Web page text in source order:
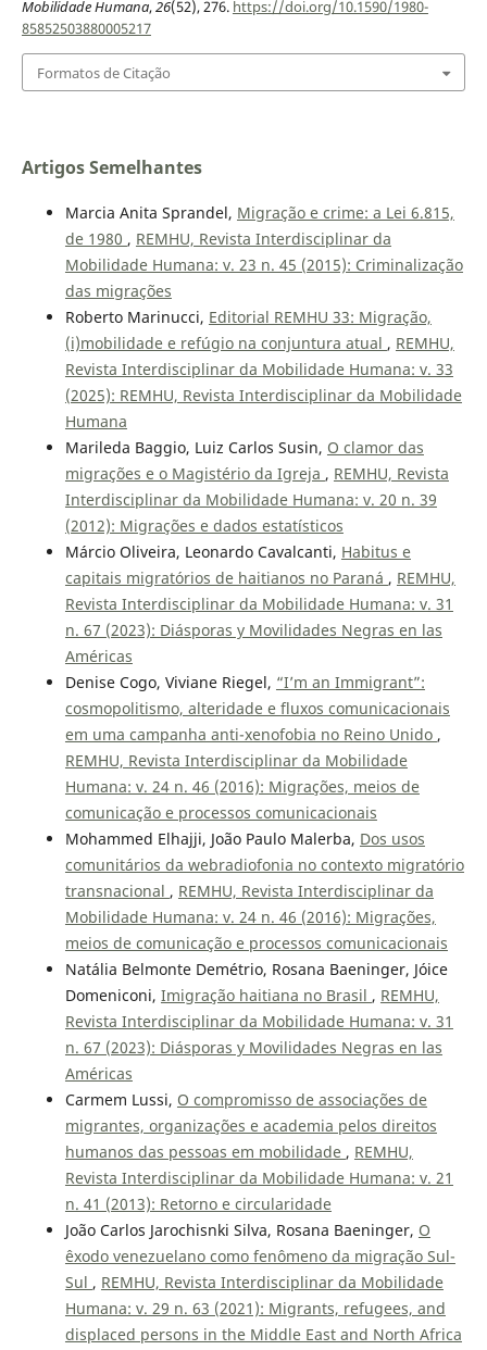
Mobilidade Humana,26(52), 276. https://doi.org/10.1590/1980-
85852503880005217
Formatos de Citação
Artigos Semelhantes
Marcia Anita Sprandel, Migração e crime: a Lei 6.815,
de 1980 , REMHU, Revista Interdisciplinar da
Mobilidade Humana: v. 23 n. 45 (2015): Criminalização
das migrações
Roberto Marinucci, Editorial REMHU 33: Migração,
(i)mobilidade e refúgio na conjuntura atual , REMHU,
Revista Interdisciplinar da Mobilidade Humana: v. 33
(2025): REMHU, Revista Interdisciplinar da Mobilidade
Humana
Marileda Baggio, Luiz Carlos Susin, O clamor das
migrações e o Magistério da Igreja , REMHU, Revista
Interdisciplinar da Mobilidade Humana: v. 20 n. 39
(2012): Migrações e dados estatísticos
Márcio Oliveira, Leonardo Cavalcanti, Habitus e
capitais migratórios de haitianos no Paraná , REMHU,
Revista Interdisciplinar da Mobilidade Humana: v. 31
n. 67 (2023): Diásporas y Movilidades Negras en las
Américas
Denise Cogo, Viviane Riegel, “I’m an Immigrant”:
cosmopolitismo, alteridade e fluxos comunicacionais
em uma campanha anti-xenofobia no Reino Unido ,
REMHU, Revista Interdisciplinar da Mobilidade
Humana: v. 24 n. 46 (2016): Migrações, meios de
comunicação e processos comunicacionais
Mohammed Elhajji, João Paulo Malerba, Dos usos
comunitários da webradiofonia no contexto migratório
transnacional , REMHU, Revista Interdisciplinar da
Mobilidade Humana: v. 24 n. 46 (2016): Migrações,
meios de comunicação e processos comunicacionais
Natália Belmonte Demétrio, Rosana Baeninger, Jóice
Domeniconi, Imigração haitiana no Brasil , REMHU,
Revista Interdisciplinar da Mobilidade Humana: v. 31
n. 67 (2023): Diásporas y Movilidades Negras en las
Américas
Carmem Lussi, O compromisso de associações de
migrantes, organizações e academia pelos direitos
humanos das pessoas em mobilidade , REMHU,
Revista Interdisciplinar da Mobilidade Humana: v. 21
n. 41 (2013): Retorno e circularidade
João Carlos Jarochisnki Silva, Rosana Baeninger, O
êxodo venezuelano como fenômeno da migração Sul-
Sul , REMHU, Revista Interdisciplinar da Mobilidade
Humana: v. 29 n. 63 (2021): Migrants, refugees, and
displaced persons in the Middle East and North Africa